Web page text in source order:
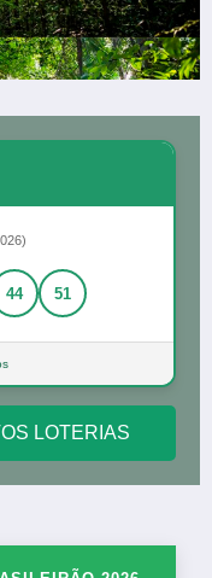
44 51
LOTERIAS